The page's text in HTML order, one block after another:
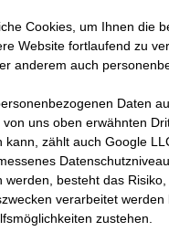
Cookies, um Ihnen die
Website fortlaufend zu
anderem auch
Daten
uns oben erwähnten
zählt auch Google
werden, besteht das
verarbeitet
zustehen.